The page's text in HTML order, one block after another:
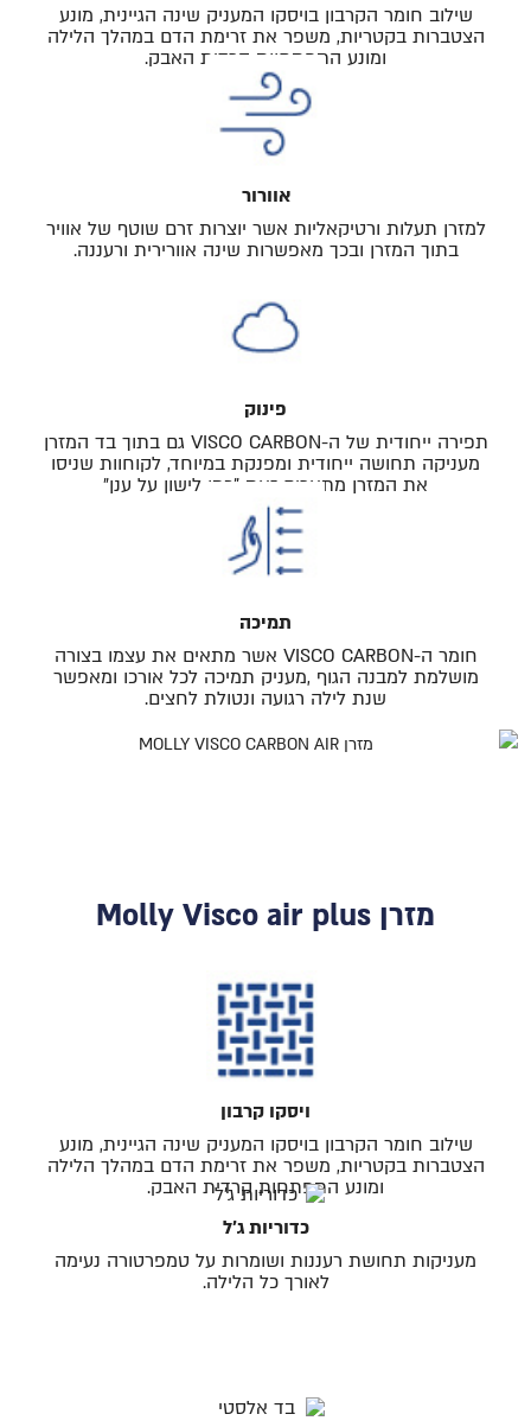
שילוב חומר הקרבון בויסקו המעניק שינה הגיינית, מונע
הצטברות בקטריות, משפר את זרימת הדם במהלך הלילה
ומונע התפתחוות קרדית האבק.
אוורור
למזרן תעלות ורטיקאליות אשר יוצרות זרם שוטף של אוויר
בתוך המזרן ובכך מאפשרות שינה אוורירית ורעננה.
פינוק
תפירה ייחודית של ה-VISCO CARBON גם בתוך בד המזרן
מעניקה תחושה ייחודית ומפנקת במיוחד, לקוחוות שניסו
את המזרן מתארים זאת "כמו לישון על ענן"
תמיכה
חומר ה-VISCO CARBON אשר מתאים את עצמו בצורה
מושלמת למבנה הגוף ,מעניק תמיכה לכל אורכו ומאפשר
שנת לילה רגועה ונטולת לחצים.
מזרן Molly Visco air plus
ויסקו קרבון
שילוב חומר הקרבון בויסקו המעניק שינה הגיינית, מונע
הצטברות בקטריות, משפר את זרימת הדם במהלך הלילה
ומונע התפתחות קרדית האבק.
כדוריות ג׳ל
מעניקות תחושת רעננות ושומרות על טמפרטורה נעימה
לאורך כל הלילה.